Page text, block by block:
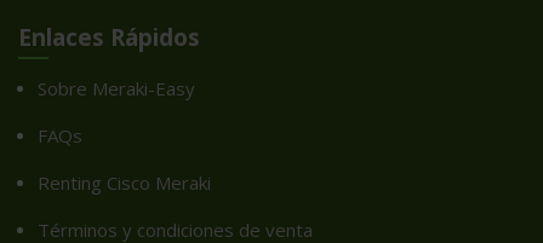
Enlaces Rápidos
Sobre Meraki-Easy
FAQs
Renting Cisco Meraki
Términos y condiciones de venta